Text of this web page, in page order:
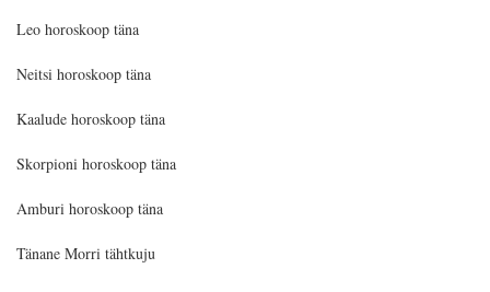
Leo horoskoop täna
Neitsi horoskoop täna
Kaalude horoskoop täna
Skorpioni horoskoop täna
Amburi horoskoop täna
Tänane Morri tähtkuju